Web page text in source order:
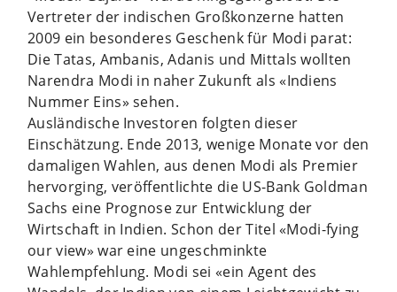
Vertreter der indischen Großkonzerne hatten
2009 ein besonderes Geschenk für Modi parat:
Die Tatas, Ambanis, Adanis und Mittals wollten
Narendra Modi in naher Zukunft als «Indiens
Nummer Eins» sehen.
Ausländische Investoren folgten dieser
Einschätzung. Ende 2013, wenige Monate vor den
damaligen Wahlen, aus denen Modi als Premier
hervorging, veröffentlichte die US-Bank Goldman
Sachs eine Prognose zur Entwicklung der
Wirtschaft in Indien. Schon der Titel «Modi-fying
our view» war eine ungeschminkte
Wahlempfehlung. Modi sei «ein Agent des